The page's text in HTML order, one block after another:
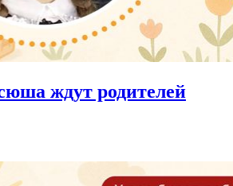
ждут родителей